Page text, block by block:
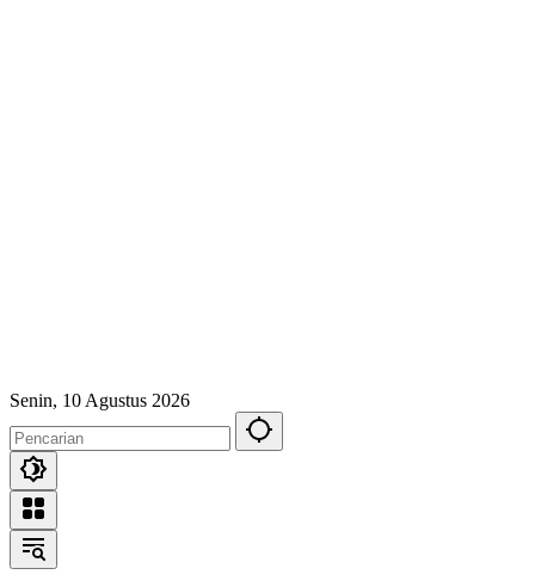
Senin, 10 Agustus 2026